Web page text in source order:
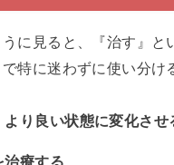
に見ると、『治す』
特に迷わずに使い分け
より良い状態に変化さ
治療する